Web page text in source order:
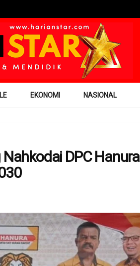
EKONOMI NASIONAL
DPC Hanura